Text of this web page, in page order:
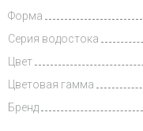
Форма
Серия водостока
Цвет
Цветовая гамма
Бренд